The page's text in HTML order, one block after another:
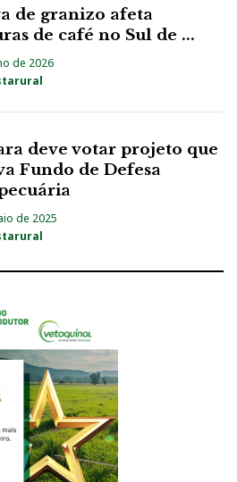
de granizo afeta
de café no Sul de ...
de 2026
deve votar projeto que
Fundo de Defesa
de 2025